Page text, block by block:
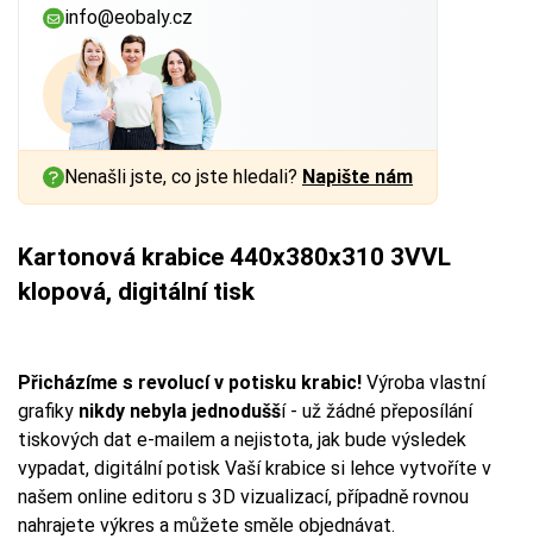
info@eobaly.cz
Nenašli jste, co jste hledali? Napište nám
Kartonová krabice 440x380x310 3VVL
klopová, digitální tisk
Přicházíme s revolucí v potisku krabic! Výroba vlastní
grafiky nikdy nebyla jednodušší - už žádné přeposílání
tiskových dat e-mailem a nejistota, jak bude výsledek
vypadat, digitální potisk Vaší krabice si lehce vytvoříte v
našem online editoru s 3D vizualizací, případně rovnou
nahrajete výkres a můžete směle objednávat.